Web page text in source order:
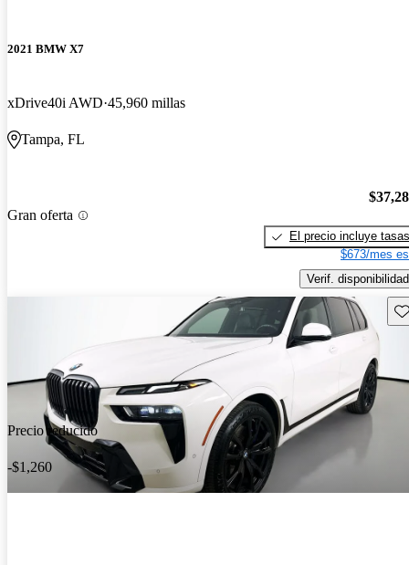
2021 BMW X7
xDrive40i AWD 45,960 millas
Tampa, FL
Gran oferta
El precio incluye tasas
$673/mes
Verif. disponibilidad
Precio reducido
-$1,260